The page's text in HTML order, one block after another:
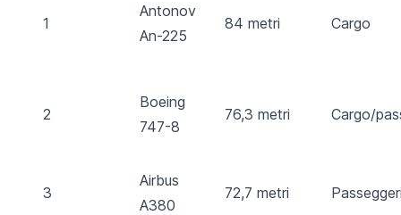
1
Antonov
An-225
84 metri Cargo
2
Boeing
747-8
76,3 metri Cargo/
3
Airbus
A380
72,7 metri